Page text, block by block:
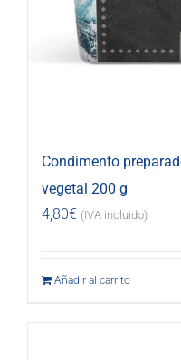
Condimento
vegetal 200 g
4,80€ (IVA incluido)
Añadir al carrito